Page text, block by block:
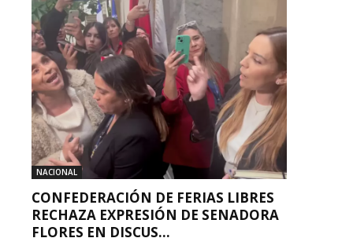
NACIONAL
CONFEDERACIÓN DE FERIAS LIBRES
RECHAZA EXPRESIÓN DE SENADORA
FLORES EN DISCUS...